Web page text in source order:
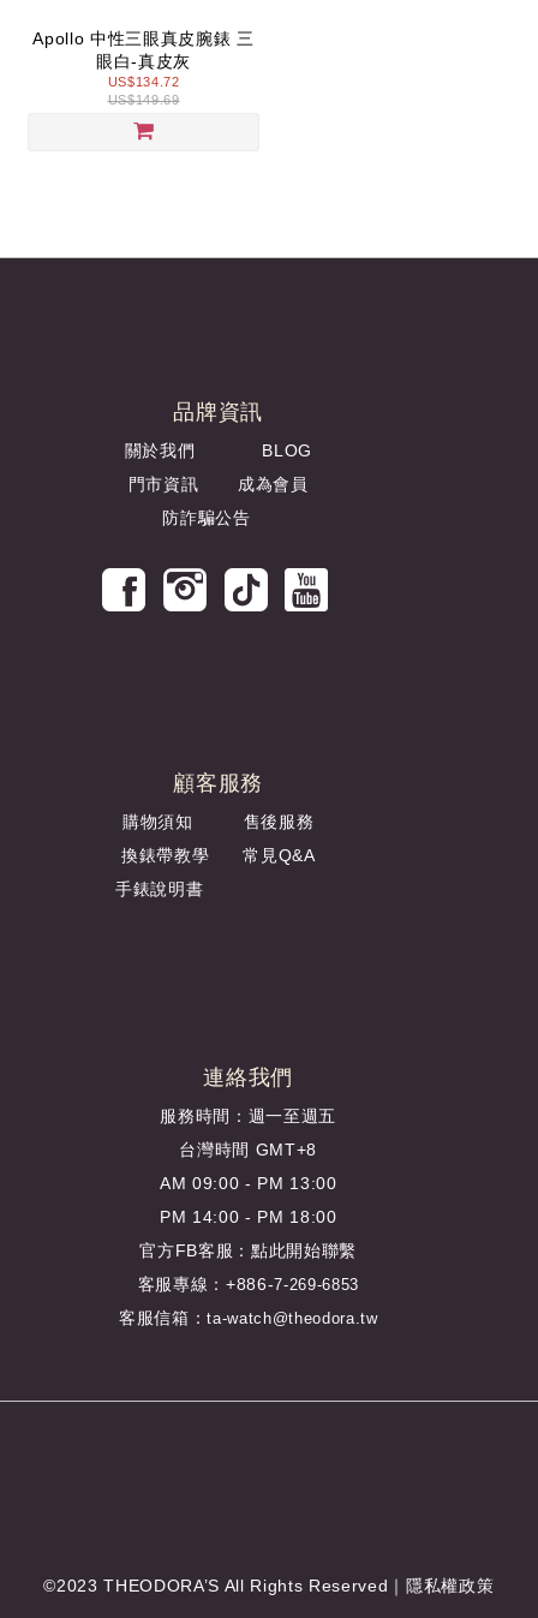
Apollo 中性三眼真皮腕錶 三
眼白-真皮灰
US$134.72
US$149.69
品牌資訊
關於我們
BLOG
門市資訊
成為會員
防詐騙公告
顧客服務
購物須知 售後服務
換錶帶教學常見Q&A
手錶說明書
連絡我們
服務時間：週一至週五
台灣時間 GMT+8
AM 09:00 - PM 13:00
PM 14:00 - PM 18:00
官方FB客服：點此開始聯繫
客服專線：+886-7-269-6853
客服信箱：ta-watch@theodora.tw
©2023 THEODORA’S All Rights Reserved｜ 隱私權政策